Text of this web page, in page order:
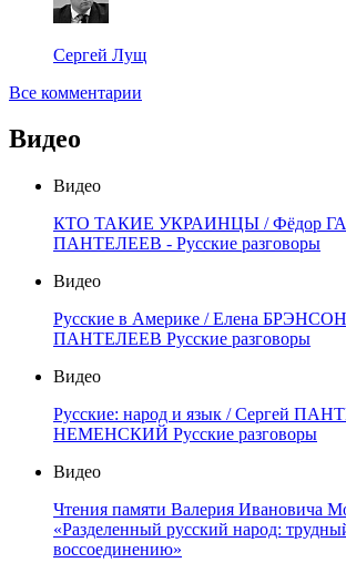
Сергей Лущ
Все комментарии
Видео
Видео
КТО ТАКИЕ УКРАИНЦЫ / Фёдор
ПАНТЕЛЕЕВ - Русские разговоры
Видео
Русские в Америке / Елена
ПАНТЕЛЕЕВ Русские разговоры
Видео
Русские: народ и язык / Сергей
НЕМЕНСКИЙ Русские разговоры
Видео
Чтения памяти Валерия Ивановича
«Разделенный русский народ:
воссоединению»